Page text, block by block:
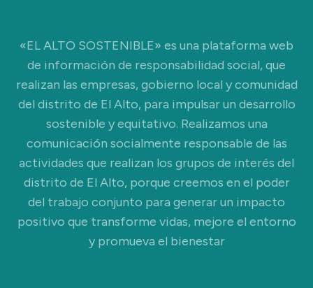
«EL ALTO SOSTENIBLE» es una plataforma web
de información de responsabilidad social, que
realizan las empresas, gobierno local y comunidad
del distrito de El Alto, para impulsar un desarrollo
sostenible y equitativo. Realizamos una
comunicación socialmente responsable de las
actividades que realizan los grupos de interés del
distrito de El Alto, porque creemos en el poder
del trabajo conjunto para generar un impacto
positivo que transforme vidas, mejore el entorno
y promueva el bienestar